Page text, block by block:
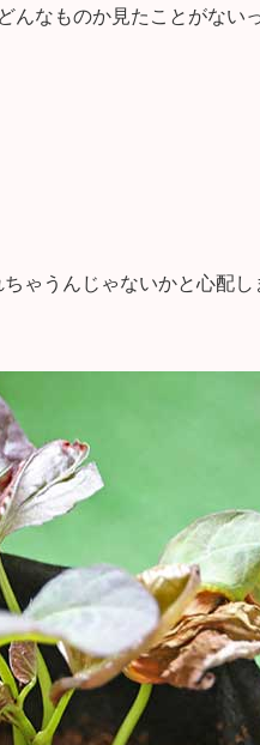
なものか見たことがない
ゃうんじゃないかと心配